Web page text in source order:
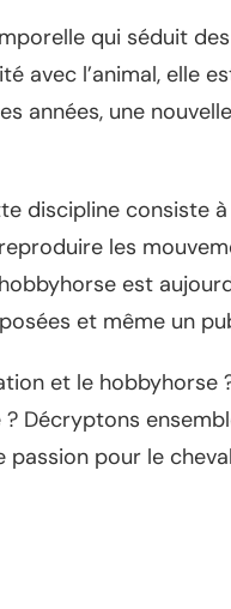
qui séduit
avec l’animal, elle
années, une
discipline consiste
les
est
et même un
et le
Décryptons
pour le